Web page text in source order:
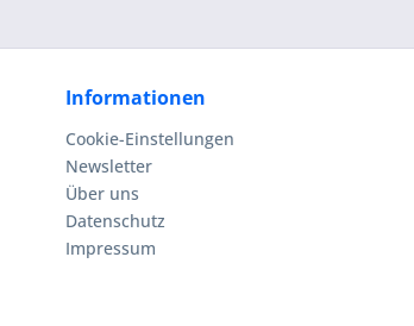
Informationen
Cookie-Einstellungen
Newsletter
Über uns
Datenschutz
Impressum